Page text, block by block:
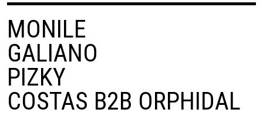
MONILE
GALIANO
PIZKY
COSTAS B2B ORPHIDAL